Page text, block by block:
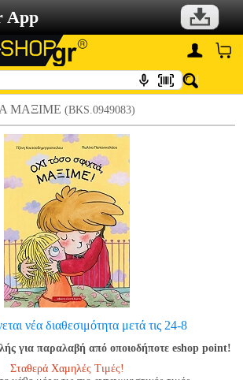
App
ΜΑΞΙΜΕ (BKS.0949083)
νέα διαθεσιμότητα μετά τις 24-8
για παραλαβή από οποιοδήποτε eshop point!
Σταθερά Χαμηλές Τιμές!